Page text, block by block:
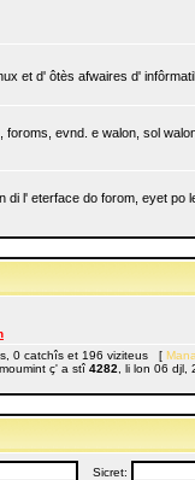
et d' ôtès afwaires d'
evnd. e walon, sol
di l' eterface do forom, eyet
0 catchîs et 196 viziteus [
ç' a stî 4282 , li lon 06
Sicret: